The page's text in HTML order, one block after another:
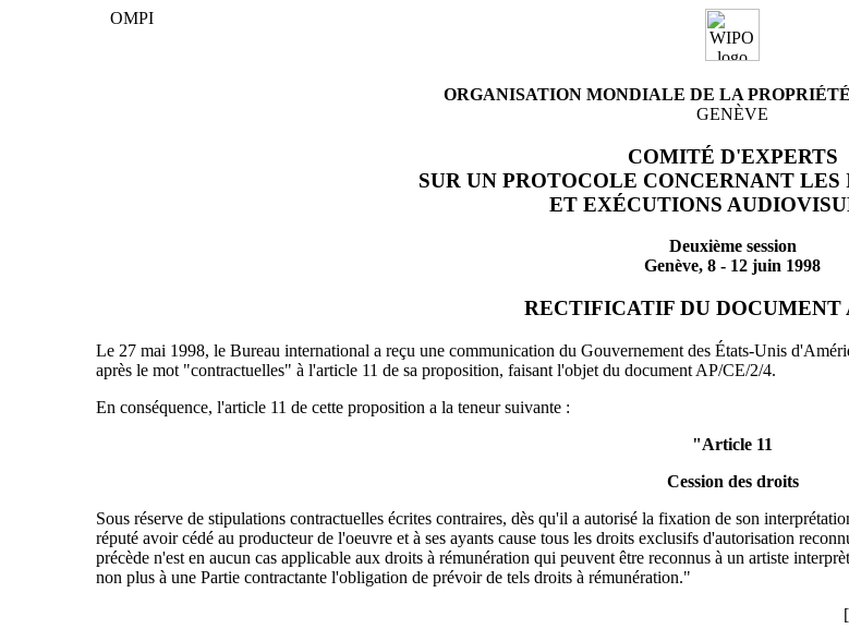
OMPI
ORGANISATION MONDIALE DE LA
GENÈVE
COMITÉ D'EXPERTS
SUR UN PROTOCOLE CONCERNANT
ET EXÉCUTIONS
Deuxième session
Genève, 8 - 12 juin 1998
RECTIFICATIF DU DOCUMENT
Le 27 mai 1998, le Bureau international a reçu une communication du Gouvernement des États-Unis
après le mot "contractuelles" à l'article 11 de sa proposition, faisant l'objet du document AP/CE/2/4.
En conséquence, l'article 11 de cette proposition a la teneur suivante :
"Article 11
Cession des droits
Sous réserve de stipulations contractuelles écrites contraires, dès qu'il a autorisé la fixation de son
réputé avoir cédé au producteur de l'oeuvre et à ses ayants cause tous les droits exclusifs d'autorisation
précède n'est en aucun cas applicable aux droits à rémunération qui peuvent être reconnus à un artiste
non plus à une Partie contractante l'obligation de prévoir de tels droits à rémunération."